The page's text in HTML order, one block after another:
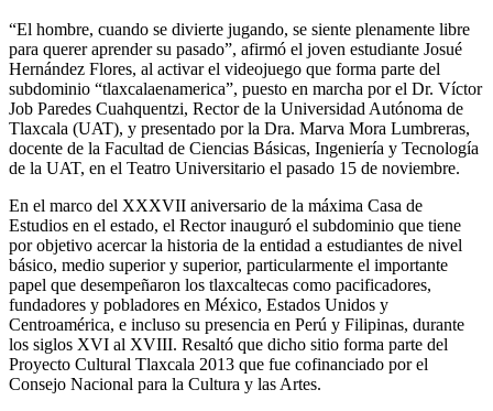
“El hombre, cuando se divierte jugando, se siente plenamente libre
para querer aprender su pasado”, afirmó el joven estudiante Josué
Hernández Flores, al activar el videojuego que forma parte del
subdominio “tlaxcalaenamerica”, puesto en marcha por el Dr. Víctor
Job Paredes Cuahquentzi, Rector de la Universidad Autónoma de
Tlaxcala (UAT), y presentado por la Dra. Marva Mora Lumbreras,
docente de la Facultad de Ciencias Básicas, Ingeniería y Tecnología
de la UAT, en el Teatro Universitario el pasado 15 de noviembre.
En el marco del XXXVII aniversario de la máxima Casa de
Estudios en el estado, el Rector inauguró el subdominio que tiene
por objetivo acercar la historia de la entidad a estudiantes de nivel
básico, medio superior y superior, particularmente el importante
papel que desempeñaron los tlaxcaltecas como pacificadores,
fundadores y pobladores en México, Estados Unidos y
Centroamérica, e incluso su presencia en Perú y Filipinas, durante
los siglos XVI al XVIII. Resaltó que dicho sitio forma parte del
Proyecto Cultural Tlaxcala 2013 que fue cofinanciado por el
Consejo Nacional para la Cultura y las Artes.